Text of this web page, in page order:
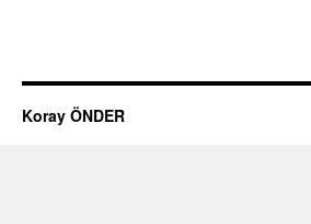
Koray ÖNDER